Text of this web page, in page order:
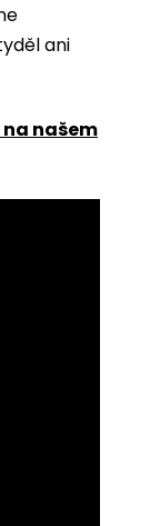
ani
našem